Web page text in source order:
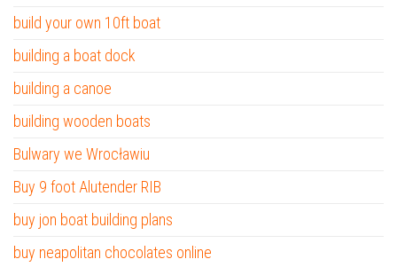
build your own 10ft boat
building a boat dock
building a canoe
building wooden boats
Bulwary we Wrocławiu
Buy 9 foot Alutender RIB
buy jon boat building plans
buy neapolitan chocolates online